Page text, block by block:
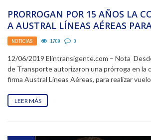
PRORROGAN POR 15 AÑOS LA
A AUSTRAL LÍNEAS AÉREAS
VARIAS RUTAS
NOTICIAS 1709 0
12/06/2019 Elintransigente.com – Nota
de Transporte autorizaron una prórroga en la
firma Austral Líneas Aéreas, para realizar
LEER MÁS